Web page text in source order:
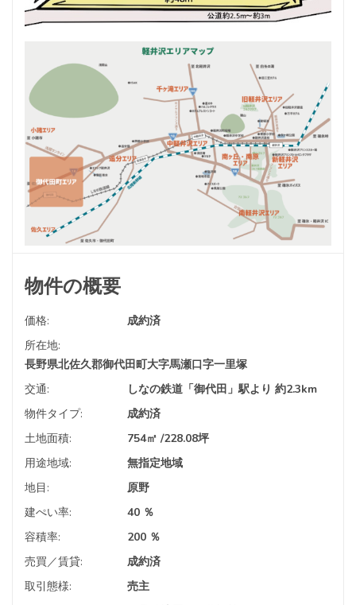
物件の概要
価格:
成約済
所在地:
長野県北佐久郡御代田町大字馬瀬口字一里塚
交通:
しなの鉄道「御代田」駅より 約2.3km
物件タイプ:
成約済
土地面積:
754㎡ /228.08坪
用途地域:
無指定地域
地目:
原野
建ぺい率:
40 ％
容積率:
200 ％
売買／賃貸:
成約済
取引態様:
売主